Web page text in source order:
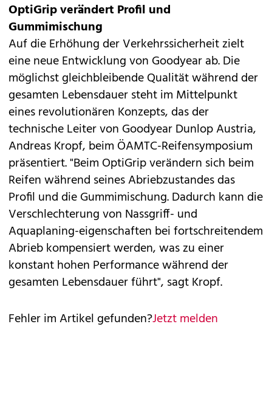
OptiGrip verändert Profil und
Gummimischung
Auf die Erhöhung der Verkehrssicherheit zielt
eine neue Entwicklung von Goodyear ab. Die
möglichst gleichbleibende Qualität während der
gesamten Lebensdauer steht im Mittelpunkt
eines revolutionären Konzepts, das der
technische Leiter von Goodyear Dunlop Austria,
Andreas Kropf, beim ÖAMTC-Reifensymposium
präsentiert. "Beim OptiGrip verändern sich beim
Reifen während seines Abriebzustandes das
Profil und die Gummimischung. Dadurch kann die
Verschlechterung von Nassgriff- und
Aquaplaning-eigenschaften bei fortschreitendem
Abrieb kompensiert werden, was zu einer
konstant hohen Performance während der
gesamten Lebensdauer führt", sagt Kropf.
Fehler im Artikel gefunden?Jetzt melden